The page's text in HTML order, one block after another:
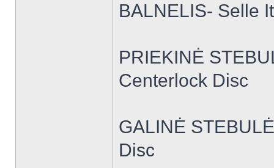
BALNELIS- Selle
PRIEKINĖ
Centerlock Disc
GALINĖ
Disc